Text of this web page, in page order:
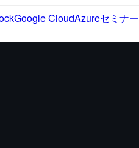
Google CloudAzureセミナー